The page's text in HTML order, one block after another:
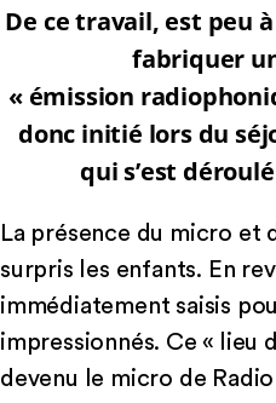
De ce travail, est peu
fabriquer
« émission
donc initié lors du
qui s’est
La présence du micro et
surpris les enfants. En
immédiatement saisis
impressionnés. Ce « lieu
devenu le micro de